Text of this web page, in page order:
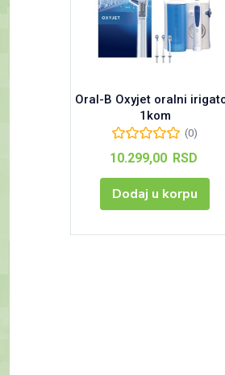
Oral-B Oxyjet oralni
1kom
(0)
10.299,00 RSD
Dodaj u korpu